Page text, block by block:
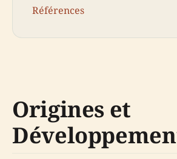
Références
Origines et